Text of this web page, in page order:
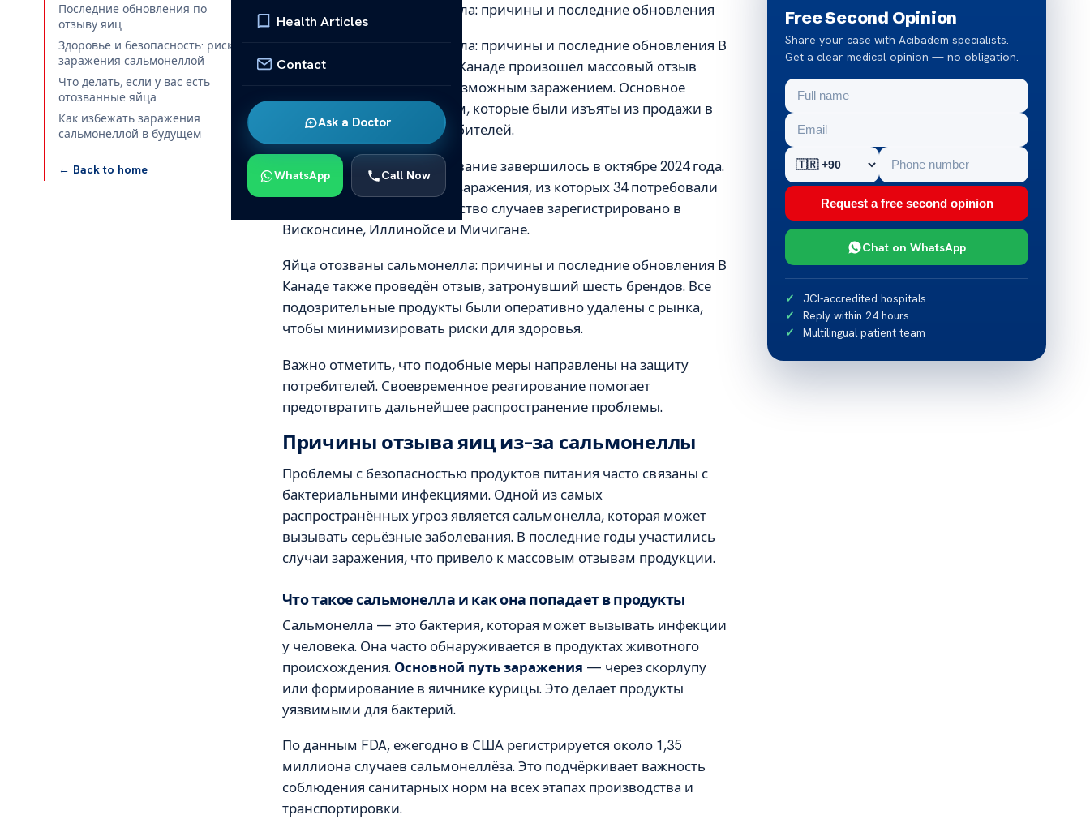
Health Articles
Contact
Ask a Doctor
WhatsApp Call Now
Последние обновления по
отзыву яиц
Здоровье и безопасность: риски
заражения сальмонеллой
Что делать, если у вас есть
отозванные яйца
Как избежать заражения
сальмонеллой в будущем
← Back to home
Яйца отозваны сальмонелла: причины и последние обновления
Яйца отозваны сальмонелла: причины и последние обновления В
последнее время в США и Канаде произошёл массовый отзыв
продуктов, связанный с возможным заражением. Основное
внимание уделяется яйцам, которые были изъяты из продажи в
целях безопасности потребителей.
По данным CDC, расследование завершилось в октябре 2024 года.
Зафиксировано 93 случая заражения, из которых 34 потребовали
госпитализации. Большинство случаев зарегистрировано в
Висконсине, Иллинойсе и Мичигане.
Яйца отозваны сальмонелла: причины и последние обновления В
Канаде также проведён отзыв, затронувший шесть брендов. Все
подозрительные продукты были оперативно удалены с рынка,
чтобы минимизировать риски для здоровья.
Важно отметить, что подобные меры направлены на защиту
потребителей. Своевременное реагирование помогает
предотвратить дальнейшее распространение проблемы.
Причины отзыва яиц из-за сальмонеллы
Проблемы с безопасностью продуктов питания часто связаны с
бактериальными инфекциями. Одной из самых
распространённых угроз является сальмонелла, которая может
вызывать серьёзные заболевания. В последние годы участились
случаи заражения, что привело к массовым отзывам продукции.
Что такое сальмонелла и как она попадает в продукты
Сальмонелла — это бактерия, которая может вызывать инфекции
у человека. Она часто обнаруживается в продуктах животного
происхождения. Основной путь заражения — через скорлупу
или формирование в яичнике курицы. Это делает продукты
уязвимыми для бактерий.
По данным FDA, ежегодно в США регистрируется около 1,35
миллиона случаев сальмонеллёза. Это подчёркивает важность
соблюдения санитарных норм на всех этапах производства и
транспортировки.
Free Second Opinion
Share your case with Acibadem specialists.
Get a clear medical opinion — no obligation.
Request a free second opinion
Chat on WhatsApp
JCI-accredited hospitals
Reply within 24 hours
Multilingual patient team